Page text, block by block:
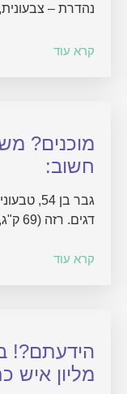
נהדרת –
קרא עוד
מוכנים?
חשוב:
גבר בן
דגים. רזה (69 ק"ג, גובה 1.86 מ'), עוסק בשחייה…
קרא עוד
מליון איש